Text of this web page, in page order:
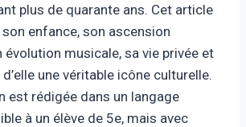
plus de quarante ans. Cet article
enfance, son ascension
musicale, sa vie privée et
une véritable icône culturelle.
est rédigée dans un langage
à un élève de 5e, mais avec